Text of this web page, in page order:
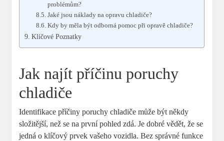
problémům?
Jaké jsou náklady na opravu chladiče?
Kdy by měla být odborná pomoc při opravě chladiče?
Klíčové Poznatky
Jak najít příčinu poruchy
chladiče
Identifikace příčiny poruchy chladiče může být někdy
složitější, než se na první pohled zdá. Je dobré vědět, že se
jedná o klíčový prvek vašeho vozidla. Bez správné funkce